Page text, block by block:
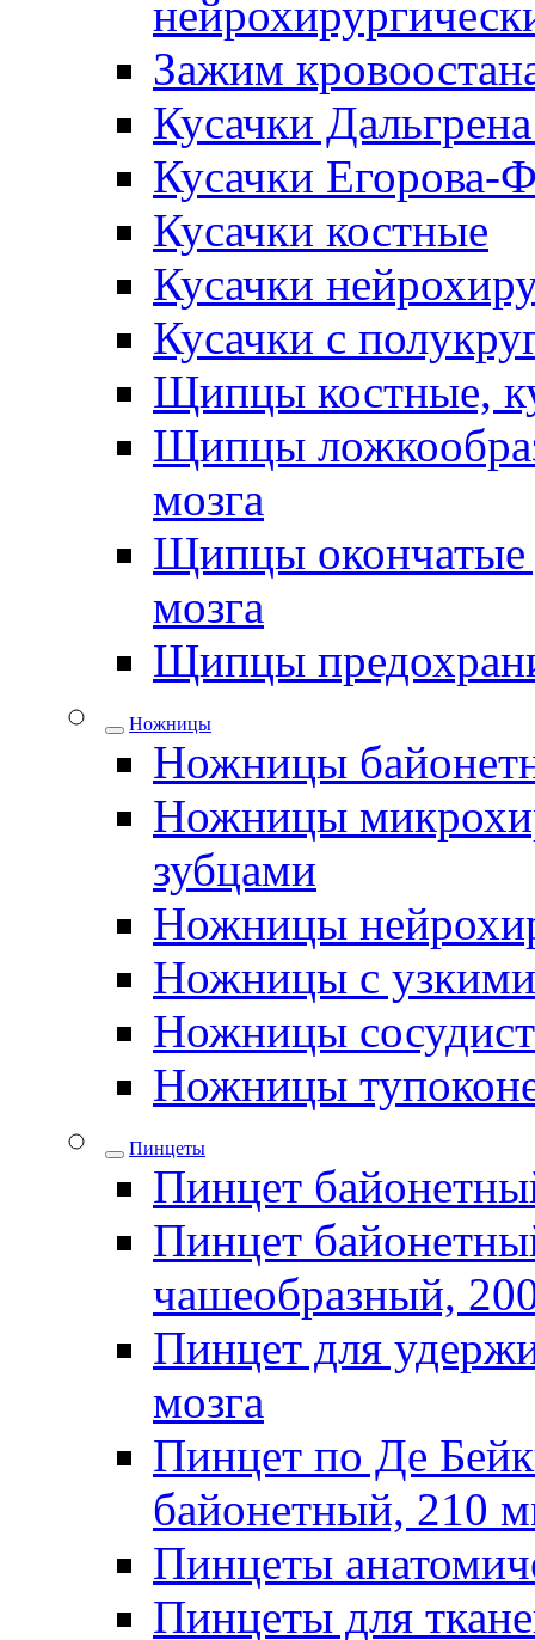
Зажим
Кусачки
Кусачки Егорова-
Кусачки костные
Кусачки
Кусачки с
Щипцы костные,
Щипцы
мозга
Щипцы окончатые
мозга
Щипцы
Ножницы
Ножницы
Ножницы
зубцами
Ножницы
Ножницы с узкими
Ножницы
Ножницы
Пинцеты
Пинцет
Пинцет
чашеобразный,
Пинцет для
мозга
Пинцет по Де
байонетный, 210
Пинцеты
Пинцеты для